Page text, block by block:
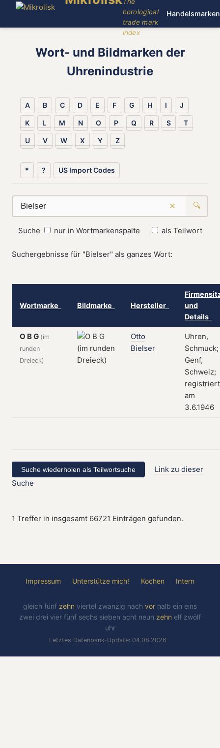
horological
trade mark
index
Handelsmarken
Wort- und Bildmarken der
Uhrenindustrie
A B C D E F G H I J
K L M N O P Q R S T
U V W X Y Z
* ? US Import Codes
× 🔍
Suche nur in Wortmarkenspalte als Teilwort
Suchergebnisse für "Bielser" als ganzes Wort:
Wortmarke Bildmarke Hersteller
und
Details
O B G (im
runden
Dreieck)
Otto
Bielser
Uhren,
Schmuck;
Genf,
Schweiz;
registriert
am
3.6.1946
Link zu dieser
Suche
1 Treffer in insgesamt 66721 Einträgen gefunden.
Impressum Unterstütze mich! Kochen Intern
gleich fünf zehn viertel zwanzig nach vor halb ein eins
zwei drei vier fünf sechs sieben acht neun zehn elf zwölf
uhr
Letztes Datenbank-Update: 04.08.2026